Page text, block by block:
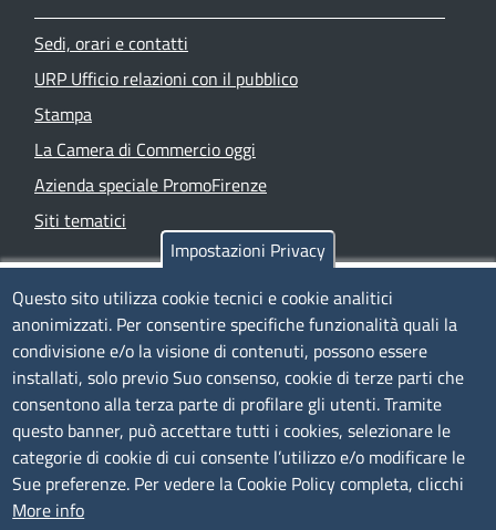
Sedi, orari e contatti
URP Ufficio relazioni con il pubblico
Stampa
La Camera di Commercio oggi
Azienda speciale PromoFirenze
Siti tematici
TRASPARENZA
Albo Online
Amministrazione trasparente
Bandi e concorsi
Segnalazioni Whistleblowing
Accessibilità
IBAN e pagamenti informatici
Impostazioni Privacy
Questo sito utilizza cookie tecnici e cookie analitici
anonimizzati. Per consentire specifiche funzionalità quali la
condivisione e/o la visione di contenuti, possono essere
installati, solo previo Suo consenso, cookie di terze parti che
consentono alla terza parte di profilare gli utenti. Tramite
questo banner, può accettare tutti i cookies, selezionare le
categorie di cookie di cui consente l’utilizzo e/o modificare le
Sue preferenze. Per vedere la Cookie Policy completa, clicchi
More info